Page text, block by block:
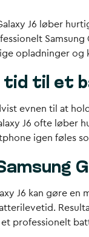
J6 løber
opladninger
tid til et
evnen til at
J6 ofte løber
igen føles
J6 kan gøre
professionelt